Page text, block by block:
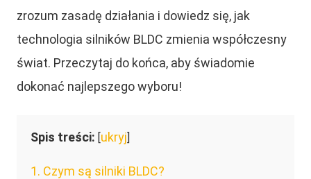
zrozum zasadę działania i dowiedz się, jak
technologia silników BLDC zmienia współczesny
świat. Przeczytaj do końca, aby świadomie
dokonać najlepszego wyboru!
Spis treści: [ukryj]
1 Czym są silniki BLDC?